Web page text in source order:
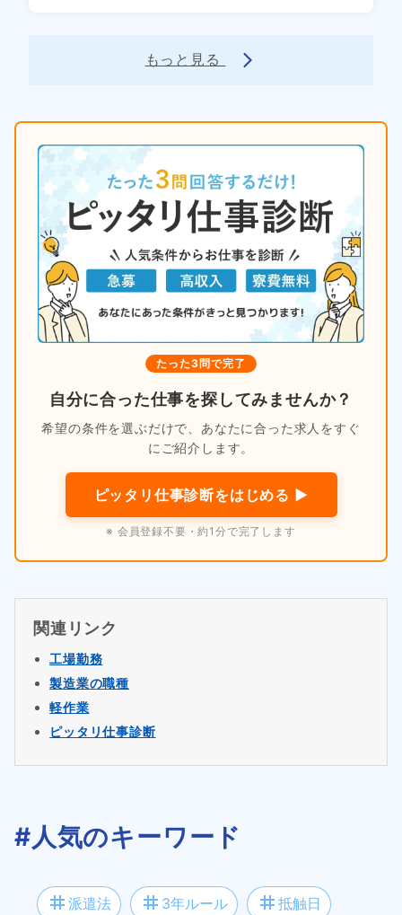
もっと見る arrow_forward_ios
たった3問で完了
自分に合った仕事を探してみませんか？
希望の条件を選ぶだけで、あなたに合った求人をすぐ
にご紹介します。
ピッタリ仕事診断をはじめる ▶
※ 会員登録不要・約1分で完了します
関連リンク
工場勤務
製造業の職種
軽作業
ピッタリ仕事診断
#人気のキーワード
tag 派遣法 tag 3年ルール tag 抵触日